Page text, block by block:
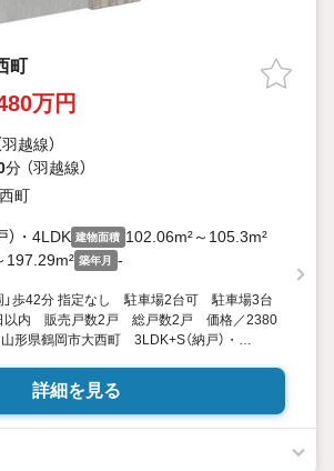
町
万円
越線）
分 （羽越線）
町
）・4LDK 建物面積 102.06m²～105.3m²
197.29m² 築年月 -
」歩42分 指定なし 駐車場2台可 駐車場3台
内 販売戸数2戸 総戸数2戸 価格／2380
県鶴岡市大西町 3LDK+S（納戸）・
詳細を見る